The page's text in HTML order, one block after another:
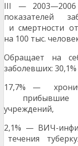
III — 2003—2006
показателей
и смертности
на 100 тыс.
Обращает на
заболевших:
17,7% —
прибывшие
учреждений,
2,1% — ВИЧ-
течения